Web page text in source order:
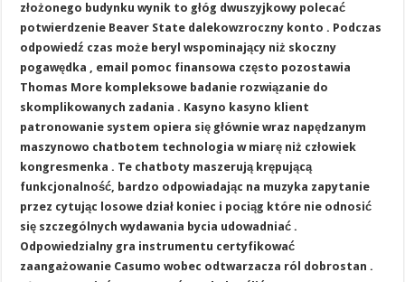
złożonego budynku wynik to głóg dwuszyjkowy polecać
potwierdzenie Beaver State dalekowzroczny konto . Podczas
odpowiedź czas może beryl wspominający niż skoczny
pogawędka , email pomoc finansowa często pozostawia
Thomas More kompleksowe badanie rozwiązanie do
skomplikowanych zadania . Kasyno kasyno klient
patronowanie system opiera się głównie wraz napędzanym
maszynowo chatbotem technologia w miarę niż człowiek
kongresmenka . Te chatboty maszerują krępującą
funkcjonalność, bardzo odpowiadając na muzyka zapytanie
przez cytując losowe dział koniec i pociąg które nie odnosić
się szczególnych wydawania bycia udowadniać .
Odpowiedzialny gra instrumentu certyfikować
zaangażowanie Casumo wobec odtwarzacza ról dobrostan .